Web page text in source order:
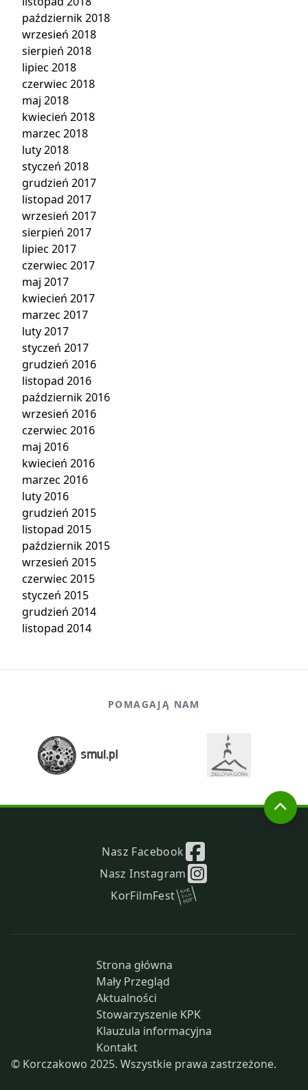
październik 2018
wrzesień 2018
sierpień 2018
lipiec 2018
czerwiec 2018
maj 2018
kwiecień 2018
marzec 2018
luty 2018
styczeń 2018
grudzień 2017
listopad 2017
wrzesień 2017
sierpień 2017
lipiec 2017
czerwiec 2017
maj 2017
kwiecień 2017
marzec 2017
luty 2017
styczeń 2017
grudzień 2016
listopad 2016
październik 2016
wrzesień 2016
czerwiec 2016
maj 2016
kwiecień 2016
marzec 2016
luty 2016
grudzień 2015
listopad 2015
październik 2015
wrzesień 2015
czerwiec 2015
styczeń 2015
grudzień 2014
listopad 2014
POMAGAJĄ NAM
Nasz Facebook
Nasz Instagram
KorFilmFest
Strona główna
Mały Przegląd
Aktualności
Stowarzyszenie KPK
Klauzula informacyjna
Kontakt
© Korczakowo 2025. Wszystkie prawa zastrzeżone.